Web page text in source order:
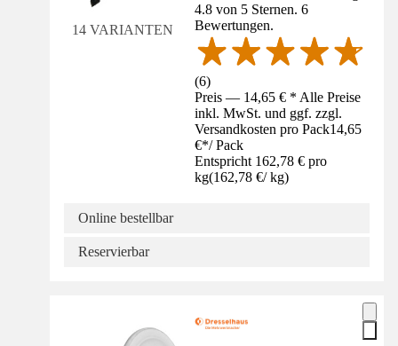
14 VARIANTEN
4.8 von 5 Sternen. 6
Bewertungen.
(6)
Preis — 14,65 € * Alle Preise
inkl. MwSt. und ggf. zzgl.
Versandkosten pro Pack14,65
€*/ Pack
Entspricht 162,78 € pro
kg(162,78 €/ kg)
Online bestellbar
Reservierbar